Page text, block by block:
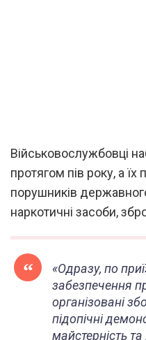
Військовослужбовці
протягом пів року, а їх
порушників
наркотичні засоби,
«Одразу, по
забезпечення
організовані
підопічні
майстерність